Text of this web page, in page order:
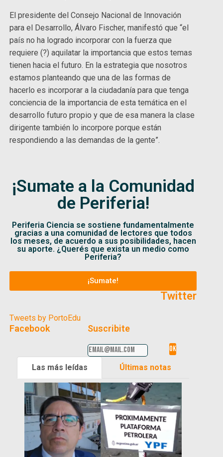
El presidente del Consejo Nacional de Innovación
para el Desarrollo, Álvaro Fischer, manifestó que “el
país no ha logrado incorporar con la fuerza que
requiere (?) aquilatar la importancia que estos temas
tienen hacia el futuro. En la estrategia que nosotros
estamos planteando que una de las formas de
hacerlo es incorporar a la ciudadanía para que tenga
conciencia de la importancia de esta temática en el
desarrollo futuro propio y que de esa manera la clase
dirigente también lo incorpore porque están
respondiendo a las demandas de la gente”.
¡Sumate a la Comunidad
de Periferia!
Periferia Ciencia se sostiene fundamentalmente
gracias a una comunidad de lectores que todos
los meses, de acuerdo a sus posibilidades, hacen
su aporte. ¿Querés que exista un medio como
Periferia?
¡Sumate!
Twitter
Tweets by PortoEdu
Facebook Suscribite
Las más leídas Últimas notas